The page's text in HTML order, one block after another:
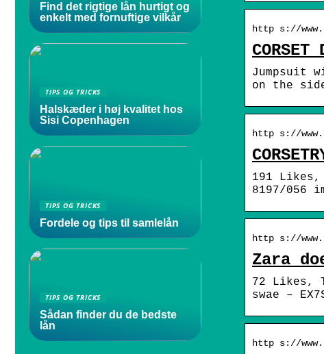
http s://
Jumpsuit
on the
http s://
191 Likes,
8197/056
http s://
Zara
72 Likes,
swae –
http s://
Find det rigtige lån hurtigt og
enkelt med fornuftige vilkår
TIPS OG TRICKS
Halskæder i høj kvalitet hos
Sisi Copenhagen
TIPS OG TRICKS
Fordele og tips til samlelån
TIPS OG TRICKS
Sådan finder du de bedste
lån